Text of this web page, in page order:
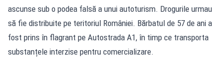
ascunse sub o podea falsă a unui autoturism. Drogurile urmau
să fie distribuite pe teritoriul României. Bărbatul de 57 de ani a
fost prins în flagrant pe Autostrada A1, în timp ce transporta
substanțele interzise pentru comercializare.